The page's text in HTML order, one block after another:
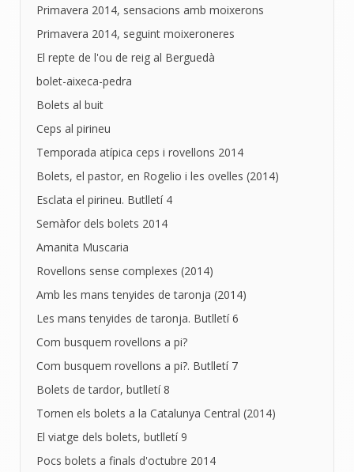
Primavera 2014, sensacions amb moixerons
Primavera 2014, seguint moixeroneres
El repte de l'ou de reig al Berguedà
bolet-aixeca-pedra
Bolets al buit
Ceps al pirineu
Temporada atípica ceps i rovellons 2014
Bolets, el pastor, en Rogelio i les ovelles (2014)
Esclata el pirineu. Butlletí 4
Semàfor dels bolets 2014
Amanita Muscaria
Rovellons sense complexes (2014)
Amb les mans tenyides de taronja (2014)
Les mans tenyides de taronja. Butlletí 6
Com busquem rovellons a pi?
Com busquem rovellons a pi?. Butlletí 7
Bolets de tardor, butlletí 8
Tornen els bolets a la Catalunya Central (2014)
El viatge dels bolets, butlletí 9
Pocs bolets a finals d'octubre 2014